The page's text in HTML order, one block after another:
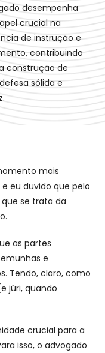
desempenha
crucial na
de instrução e
contribuindo
construção de
sólida e
mais
eu duvido que pelo
se trata da
as partes
e
Tendo, claro, como
júri, quando
crucial para a
isso, o advogado